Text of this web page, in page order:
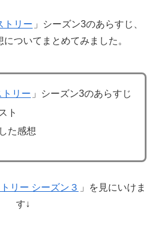
トリー 」シーズン3のあらすじ、
ついてまとめてみました。
トリー 」シーズン3のあらすじ
ト
た感想
リー シーズン３
」を見にいけま
す↓